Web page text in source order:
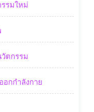
รมใหม่
ตกรรม
อกกำลังกาย